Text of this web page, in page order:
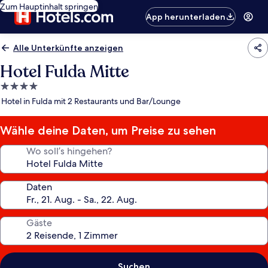
Zum Hauptinhalt springen
App herunterladen
Alle Unterkünfte anzeigen
Hotel Fulda Mitte
4.0-
Sterne-
Hotel in Fulda mit 2 Restaurants und Bar/Lounge
Wähle deine Daten, um Preise zu sehen
Wo soll’s hingehen?
Daten
Gäste